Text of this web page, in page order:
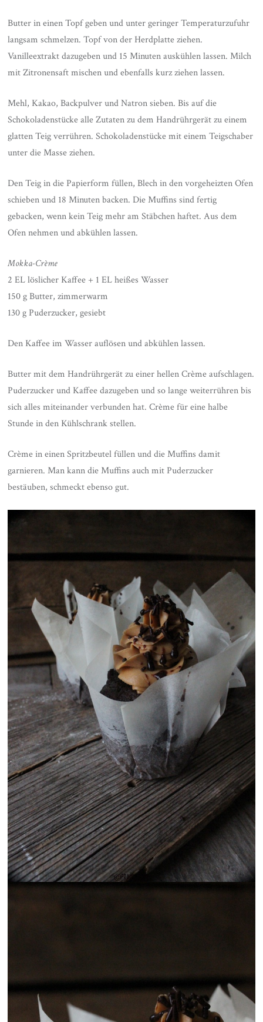
Butter in einen Topf geben und unter geringer Temperaturzufuhr
langsam schmelzen. Topf von der Herdplatte ziehen.
Vanilleextrakt dazugeben und 15 Minuten auskühlen lassen. Milch
mit Zitronensaft mischen und ebenfalls kurz ziehen lassen.
Mehl, Kakao, Backpulver und Natron sieben. Bis auf die
Schokoladenstücke alle Zutaten zu dem Handrührgerät zu einem
glatten Teig verrühren. Schokoladenstücke mit einem Teigschaber
unter die Masse ziehen.
Den Teig in die Papierform füllen, Blech in den vorgeheizten Ofen
schieben und 18 Minuten backen. Die Muffins sind fertig
gebacken, wenn kein Teig mehr am Stäbchen haftet. Aus dem
Ofen nehmen und abkühlen lassen.
Mokka-Crème
2 EL löslicher Kaffee + 1 EL heißes Wasser
150 g Butter, zimmerwarm
130 g Puderzucker, gesiebt
Den Kaffee im Wasser auflösen und abkühlen lassen.
Butter mit dem Handrührgerät zu einer hellen Crème aufschlagen.
Puderzucker und Kaffee dazugeben und so lange weiterrühren bis
sich alles miteinander verbunden hat. Crème für eine halbe
Stunde in den Kühlschrank stellen.
Crème in einen Spritzbeutel füllen und die Muffins damit
garnieren. Man kann die Muffins auch mit Puderzucker
bestäuben, schmeckt ebenso gut.